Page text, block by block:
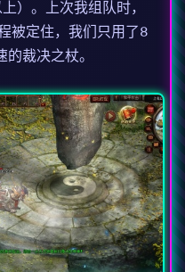
）。上次我组队时，
被定住，我们只用了8
裁决之杖。